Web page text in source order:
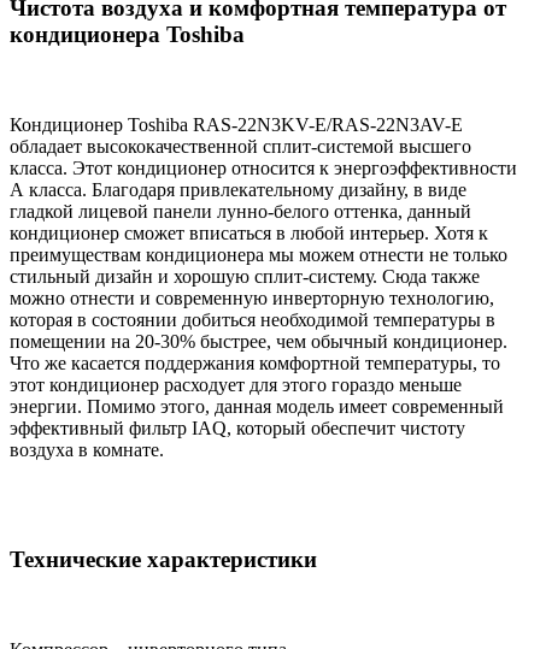
Чистота воздуха и комфортная температура от
кондиционера Toshiba
Кондиционер Toshiba RAS-22N3KV-E/RAS-22N3AV-E
обладает высококачественной сплит-системой высшего
класса. Этот кондиционер относится к энергоэффективности
А класса. Благодаря привлекательному дизайну, в виде
гладкой лицевой панели лунно-белого оттенка, данный
кондиционер сможет вписаться в любой интерьер. Хотя к
преимуществам кондиционера мы можем отнести не только
стильный дизайн и хорошую сплит-систему. Сюда также
можно отнести и современную инверторную технологию,
которая в состоянии добиться необходимой температуры в
помещении на 20-30% быстрее, чем обычный кондиционер.
Что же касается поддержания комфортной температуры, то
этот кондиционер расходует для этого гораздо меньше
энергии. Помимо этого, данная модель имеет современный
эффективный фильтр IAQ, который обеспечит чистоту
воздуха в комнате.
Технические характеристики